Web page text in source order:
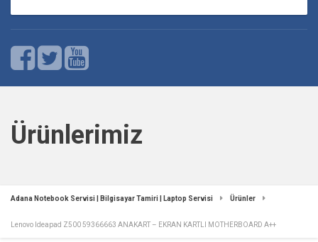
Ürünlerimiz
Adana Notebook Servisi | Bilgisayar Tamiri | Laptop Servisi Ürünler
Lenovo Ideapad Z500 59366663 ANAKART – EKRAN KARTLI MOTHERBOARD A++